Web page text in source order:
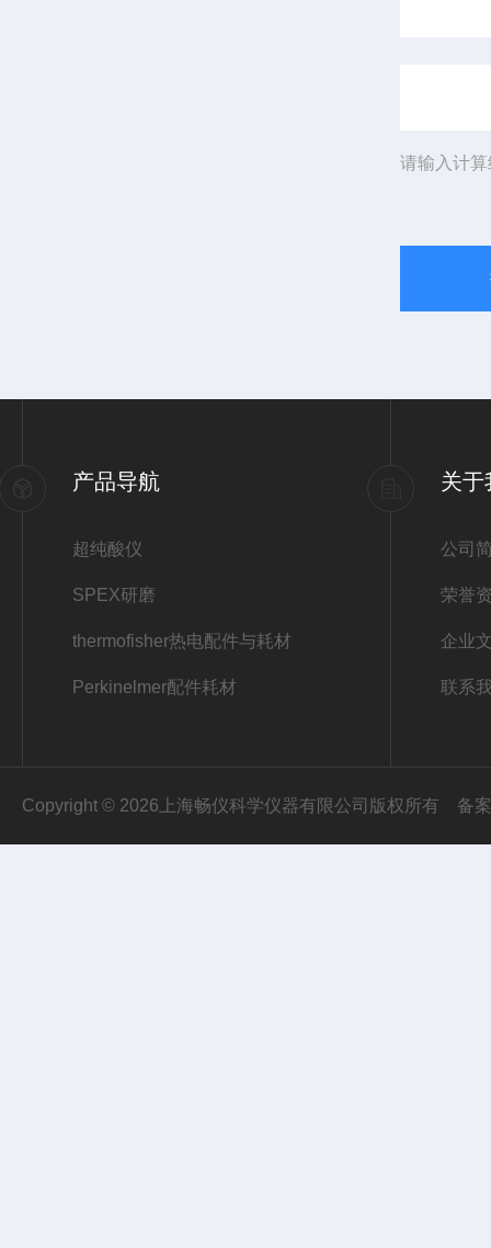
请输入计
产品导航
超纯酸仪
SPEX研磨
thermofisher热电配件与耗材
Perkinelmer配件耗材
关于
公司
荣誉
企业
联系
Copyright © 2026上海畅仪科学仪器有限公司版权所有 备